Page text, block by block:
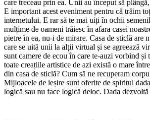
care treceau prin ea. Unii au început să
E important acest eveniment pentru că trăim
internetului. E rar să te mai uiți în ochii
mulțime de oameni trăiesc în afara casei
pietre în ea, nu-i de mirare. Casa de sticlă are
care se uită unii la alții virtual și se agreează
sunt camere de ecou în care te-auzi vorbind
toate creațiile artistice de azi există o mare
din casa de sticlă? Cum să ne recuperam
Mijloacele de ieșire sunt oferite de spiritul
logică sau nu face logică deloc. Dada